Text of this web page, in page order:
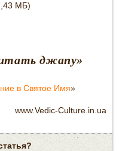
МБ)
джапу»
в Святое Имя»
www.Vedic-Culture.in.ua